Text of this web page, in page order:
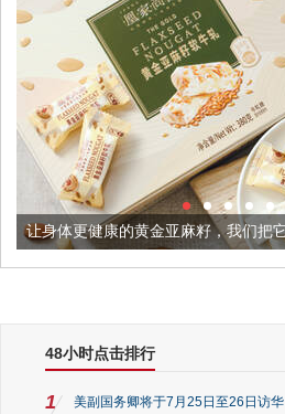
黄金亚麻籽，我们把它加到了牛轧糖里
48小时点击排行
1 美副国务卿将于7月25日至26日访华